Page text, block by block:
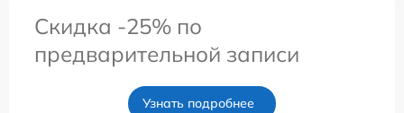
Скидка -25% по
предварительной записи
Узнать подробнее